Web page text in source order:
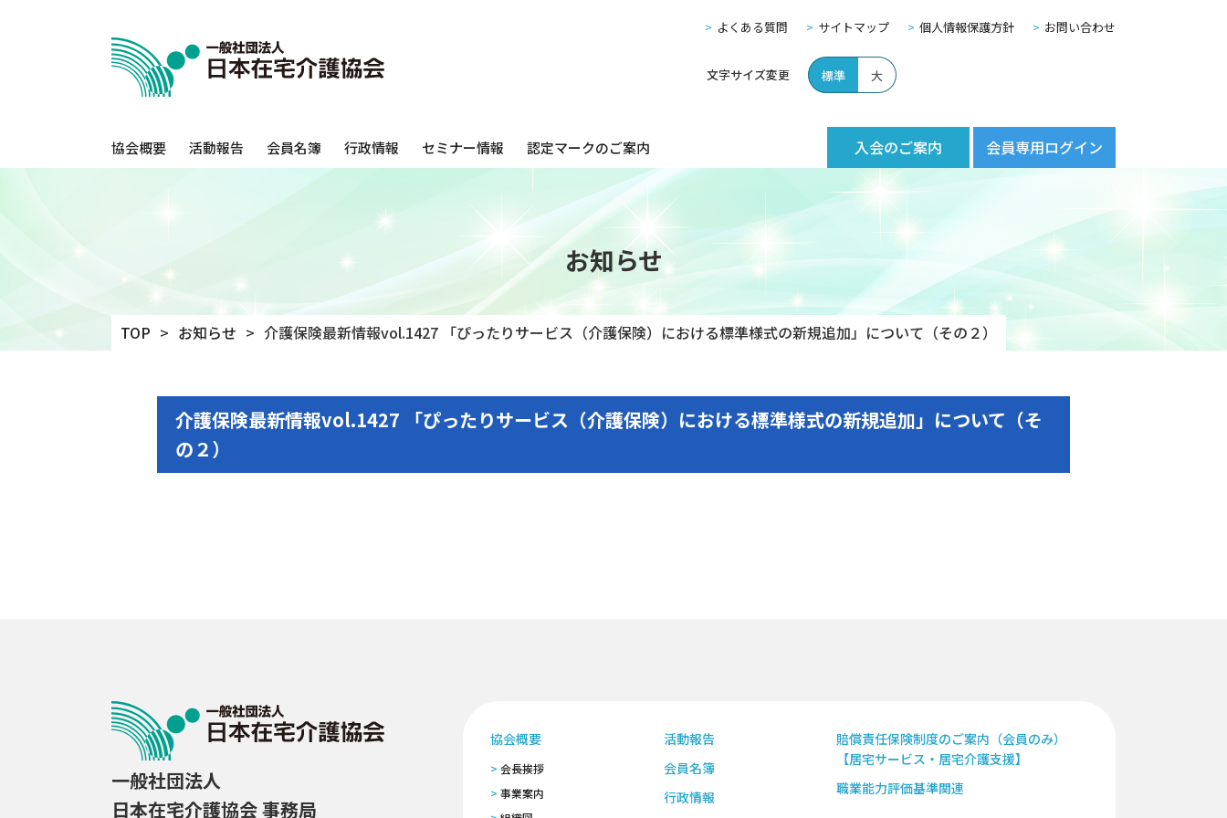
よくある質問 サイトマップ 個人情報保護方針 お問い合わせ
文字サイズ変更 標準 大
協会概要 活動報告 会員名簿 行政情報 セミナー情報 認定マークのご案内 入会のご案内 会員専用ログイン
お知らせ
TOP お知らせ 介護保険最新情報vol.1427 「ぴったりサービス（介護保険）における標準様式の新規追加」について（その２）
介護保険最新情報vol.1427 「ぴったりサービス（介護保険）における標準様式の新規追加」について（そ
の２）
一般社団法人
日本在宅介護協会 事務局
協会概要
会長挨拶
事業案内
活動報告
会員名簿
行政情報
賠償責任保険制度のご案内（会員のみ）
【居宅サービス・居宅介護支援】
職業能力評価基準関連